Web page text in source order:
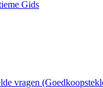
Gids
vragen